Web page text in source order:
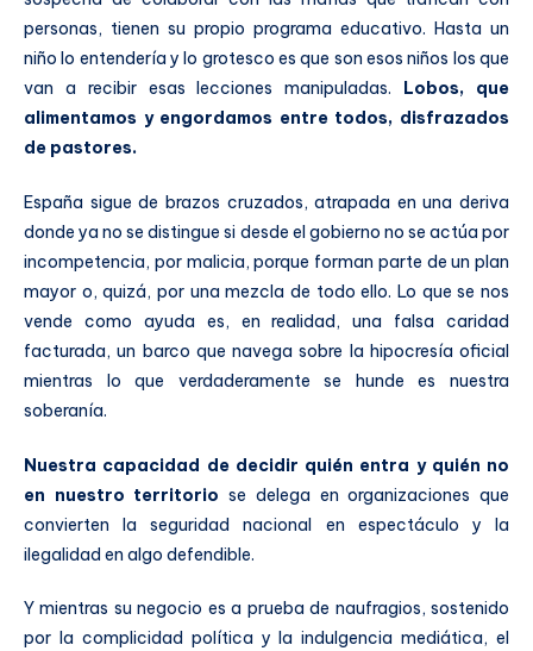
personas, tienen su propio programa educativo. Hasta un
niño lo entendería y lo grotesco es que son esos niños los que
van a recibir esas lecciones manipuladas. Lobos, que
alimentamos y engordamos entre todos, disfrazados
de pastores.
España sigue de brazos cruzados, atrapada en una deriva
donde ya no se distingue si desde el gobierno no se actúa por
incompetencia, por malicia, porque forman parte de un plan
mayor o, quizá, por una mezcla de todo ello. Lo que se nos
vende como ayuda es, en realidad, una falsa caridad
facturada, un barco que navega sobre la hipocresía oficial
mientras lo que verdaderamente se hunde es nuestra
soberanía.
Nuestra capacidad de decidir quién entra y quién no
en nuestro territoriose delega en organizaciones que
convierten la seguridad nacional en espectáculo y la
ilegalidad en algo defendible.
Y mientras su negocio es a prueba de naufragios, sostenido
por la complicidad política y la indulgencia mediática, el